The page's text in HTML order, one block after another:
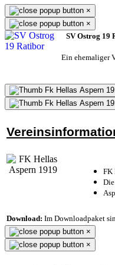
×
×
SV Ostrog 19
Ein ehemaliger
FK
Download: Im Downloadpaket
×
×